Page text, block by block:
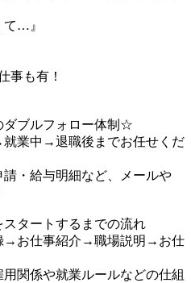
て…』
事も有！
ダブルフォロー体制☆
業中→退職後までお任せくだ
・給与明細など、メールや
スタートするまでの流れ
→お仕事紹介→職場説明→お仕
関係や就業ルールなどの仕組